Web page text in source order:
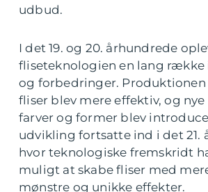
udbud.
I det 19. og 20. århundrede
fliseteknologien en lang række
og forbedringer. Produktionen
fliser blev mere effektiv, og
farver og former blev
udvikling fortsatte ind i det 21.
hvor teknologiske fremskridt
muligt at skabe fliser med
mønstre og unikke effekter.